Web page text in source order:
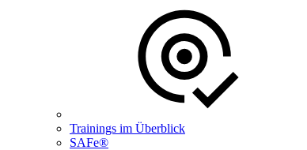
Trainings im Überblick
SAFe®